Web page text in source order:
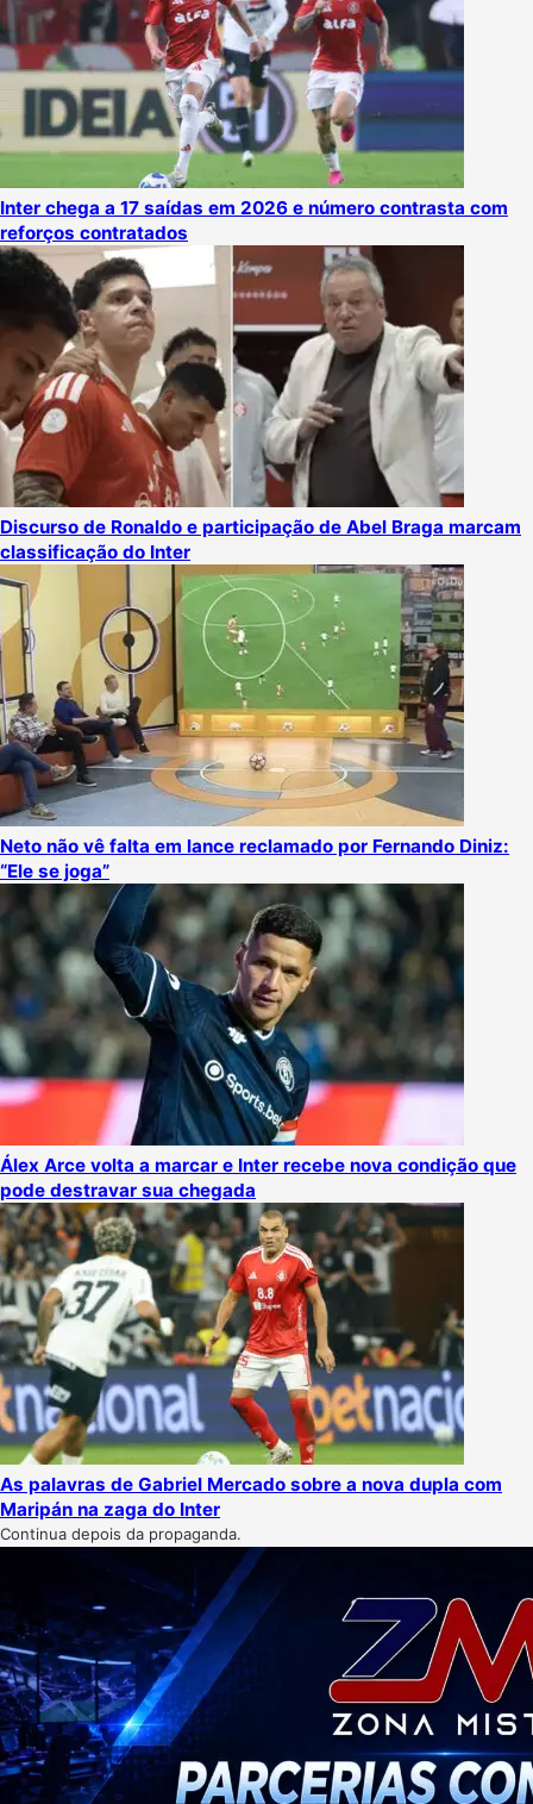
Inter chega a 17 saídas em 2026 e número contrasta com
reforços contratados
Discurso de Ronaldo e participação de Abel Braga marcam
classificação do Inter
Neto não vê falta em lance reclamado por Fernando Diniz:
“Ele se joga”
Álex Arce volta a marcar e Inter recebe nova condição que
pode destravar sua chegada
As palavras de Gabriel Mercado sobre a nova dupla com
Maripán na zaga do Inter
Continua depois da propaganda.